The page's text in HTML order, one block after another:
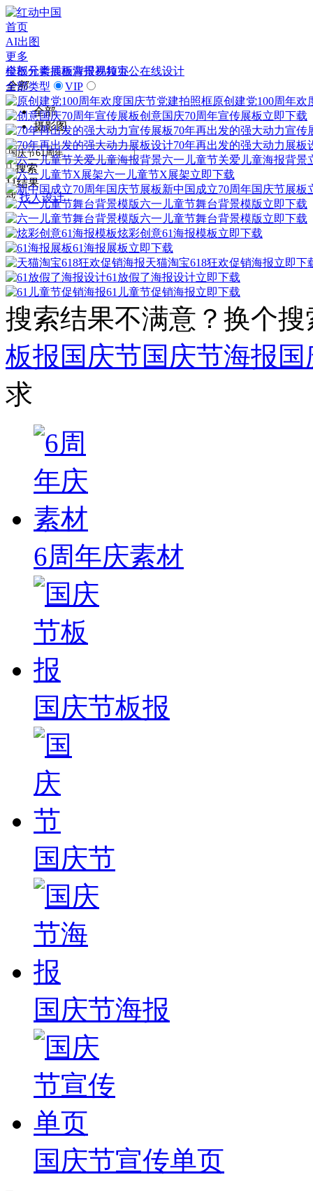
首页
AI出图
更多
模板元素插画背景视频办公在线设计
全部
全部
摄影图
 搜索
11结果
或 找人设计
全部分类展板海报易拉宝
全部类型
VIP
原创建党100周年
创意国庆70周年宣传展板立即下载
70年再出发的强大动力宣传
70年再出发的强大动力展板
六一儿童节关爱儿童海报背景
六一儿童节X展架立即下载
新中国成立70周年国庆节展板
六一儿童节舞台背景模版立即下载
六一儿童节舞台背景模版立即下载
炫彩创意61海报模板立即下载
61海报展板立即下载
天猫淘宝618狂欢促销海报立即下
61放假了海报设计立即下载
61儿童节促销海报立即下载
搜索结果不满意？换个
板报国庆节国庆节海报
求
6周年庆素材
国庆节板报
国庆节
国庆节海报
国庆节宣传单页